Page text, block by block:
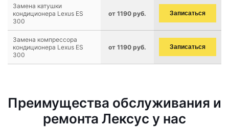
Замена катушки
кондиционера Lexus ES
300
от 1190 руб. Записаться
Замена компрессора
кондиционера Lexus ES
300
от 1190 руб. Записаться
Преимущества обслуживания и
ремонта Лексус у нас